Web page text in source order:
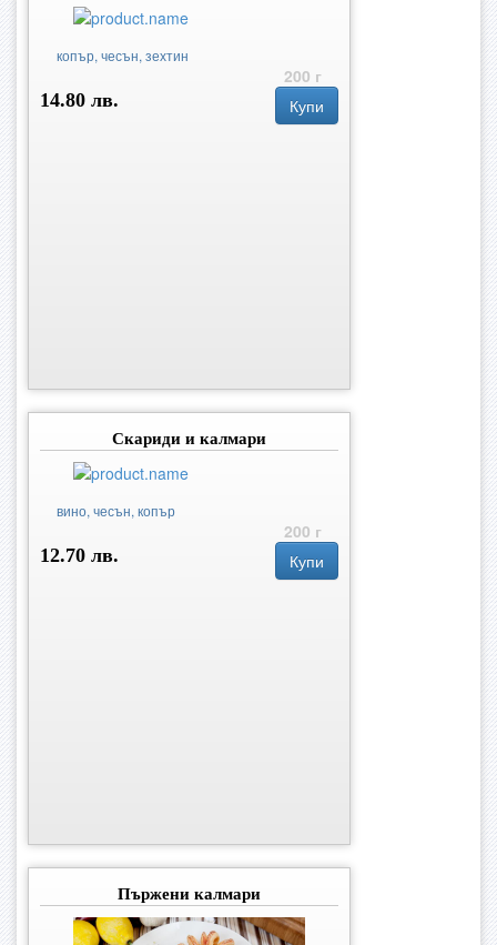
копър, чесън, зехтин
200 г
14.80 лв.
Купи
Скариди и калмари
вино, чесън, копър
200 г
12.70 лв.
Купи
Пържени калмари